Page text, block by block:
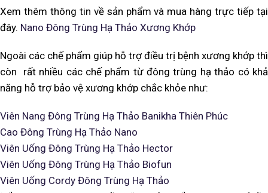
Xem thêm thông tin về sản phẩm và mua hàng trực tiếp tại
đây. Nano Đông Trùng Hạ Thảo Xương Khớp
Ngoài các chế phẩm giúp hỗ trợ điều trị bệnh xương khớp thì
còn rất nhiều các chế phẩm từ đông trùng hạ thảo có khả
năng hỗ trợ bảo vệ xương khớp chắc khỏe như:
Viên Nang Đông Trùng Hạ Thảo Banikha Thiên Phúc
Cao Đông Trùng Hạ Thảo Nano
Viên Uống Đông Trùng Hạ Thảo Hector
Viên Uống Đông Trùng Hạ Thảo Biofun
Viên Uống Cordy Đông Trùng Hạ Thảo